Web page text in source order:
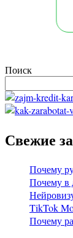
Поиск
Свежие
Почему
Почему в
TikTok
Почему